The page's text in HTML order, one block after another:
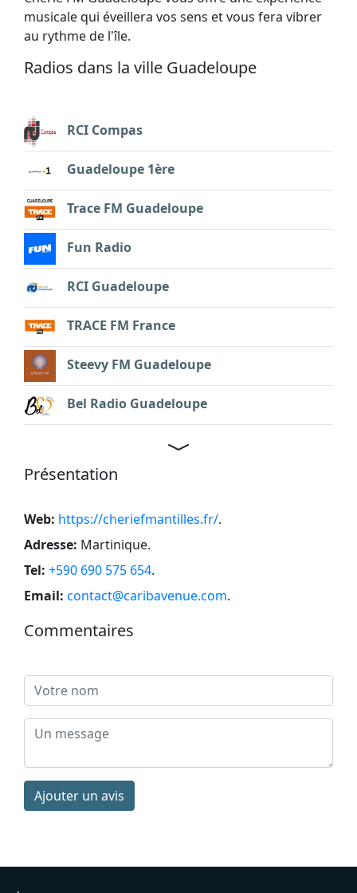
musicale qui éveillera vos sens et vous fera vibrer
au rythme de l'île.
Radios dans la ville Guadeloupe
RCI Compas
Guadeloupe 1ère
Trace FM Guadeloupe
Fun Radio
RCI Guadeloupe
TRACE FM France
Steevy FM Guadeloupe
Bel Radio Guadeloupe
Présentation
Web: https://cheriefmantilles.fr/.
Adresse: Martinique.
Tel: +590 690 575 654.
Email: contact@caribavenue.com.
Commentaires
Ajouter un avis